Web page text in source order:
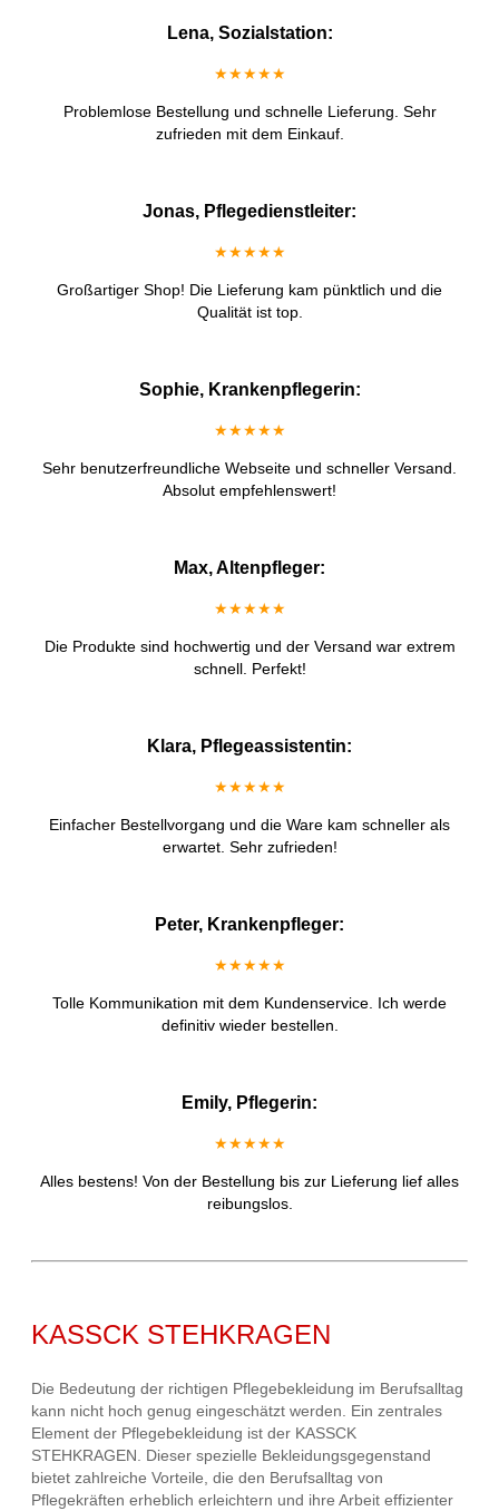
Lena, Sozialstation:
★★★★★
Problemlose Bestellung und schnelle Lieferung. Sehr
zufrieden mit dem Einkauf.
Jonas, Pflegedienstleiter:
★★★★★
Großartiger Shop! Die Lieferung kam pünktlich und die
Qualität ist top.
Sophie, Krankenpflegerin:
★★★★★
Sehr benutzerfreundliche Webseite und schneller Versand.
Absolut empfehlenswert!
Max, Altenpfleger:
★★★★★
Die Produkte sind hochwertig und der Versand war extrem
schnell. Perfekt!
Klara, Pflegeassistentin:
★★★★★
Einfacher Bestellvorgang und die Ware kam schneller als
erwartet. Sehr zufrieden!
Peter, Krankenpfleger:
★★★★★
Tolle Kommunikation mit dem Kundenservice. Ich werde
definitiv wieder bestellen.
Emily, Pflegerin:
★★★★★
Alles bestens! Von der Bestellung bis zur Lieferung lief alles
reibungslos.
KASSCK STEHKRAGEN
Die Bedeutung der richtigen Pflegebekleidung im Berufsalltag
kann nicht hoch genug eingeschätzt werden. Ein zentrales
Element der Pflegebekleidung ist der KASSCK
STEHKRAGEN. Dieser spezielle Bekleidungsgegenstand
bietet zahlreiche Vorteile, die den Berufsalltag von
Pflegekräften erheblich erleichtern und ihre Arbeit effizienter